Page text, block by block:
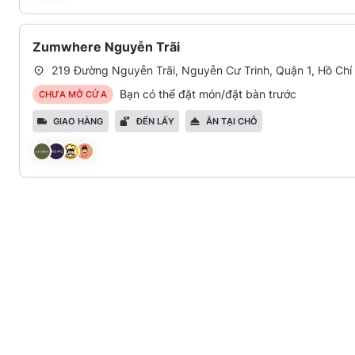
Zumwhere Nguyễn Trãi
219 Đường Nguyễn Trãi, Nguyễn Cư Trinh, Quận 1, Hồ Chí
CHƯA MỞ CỬA Bạn có thể đặt món/đặt bàn trước
GIAO HÀNG ĐẾN LẤY ĂN TẠI CHỖ